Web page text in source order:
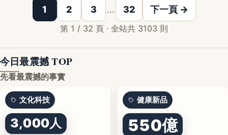
1 2 3 … 32 下一頁 →
第 1 / 32 頁 · 全站共 3103 則
今日最震撼 TOP
先看最震撼的事實
文化科技
3,000人
健康新品
550億